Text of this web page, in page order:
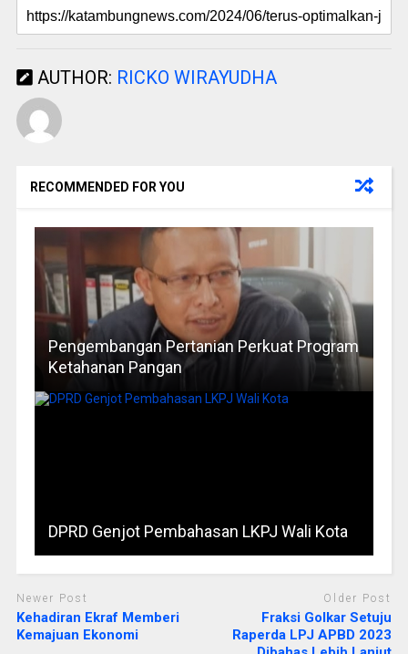
AUTHOR: RICKO WIRAYUDHA
RECOMMENDED FOR YOU
Pengembangan Pertanian Perkuat Program
Ketahanan Pangan
DPRD Genjot Pembahasan LKPJ Wali Kota
Newer Post
Kehadiran Ekraf Memberi
Kemajuan Ekonomi
Older Post
Fraksi Golkar Setuju
Raperda LPJ APBD 2023